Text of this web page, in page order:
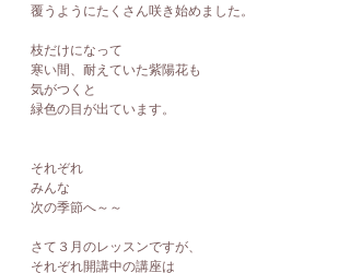
覆うようにたくさん咲き始めました。
枝だけになって
寒い間、耐えていた紫陽花も
気がつくと
緑色の目が出ています。
それぞれ
みんな
次の季節へ～～
さて３月のレッスンですが、
それぞれ開講中の講座は